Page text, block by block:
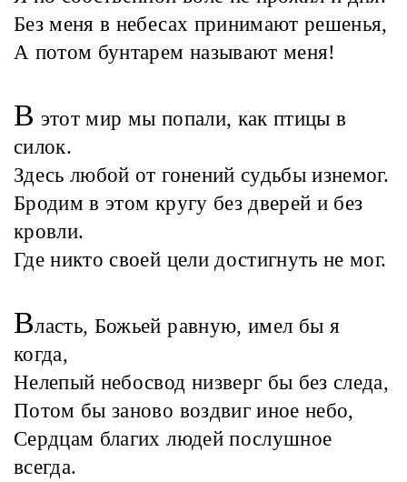
Без меня в небесах принимают решенья,
А потом бунтарем называют меня!
В этот мир мы попали, как птицы в
силок.
Здесь любой от гонений судьбы изнемог.
Бродим в этом кругу без дверей и без
кровли.
Где никто своей цели достигнуть не мог.
Власть, Божьей равную, имел бы я
когда,
Нелепый небосвод низверг бы без следа,
Потом бы заново воздвиг иное небо,
Сердцам благих людей послушное
всегда.